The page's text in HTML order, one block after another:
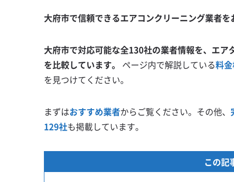
大府市で信頼できるエアコンクリーニング業者を
大府市で対応可能な全130社の業者情報を、エ
を比較しています。
ページ内で解説している料
を見つけてください。
まずはおすすめ業者からご覧ください。その他、
129社も掲載しています。
この記